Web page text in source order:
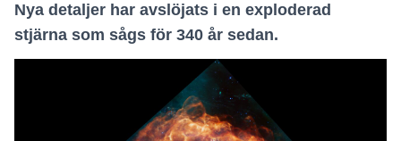
Nya detaljer har avslöjats i en exploderad
stjärna som sågs för 340 år sedan.